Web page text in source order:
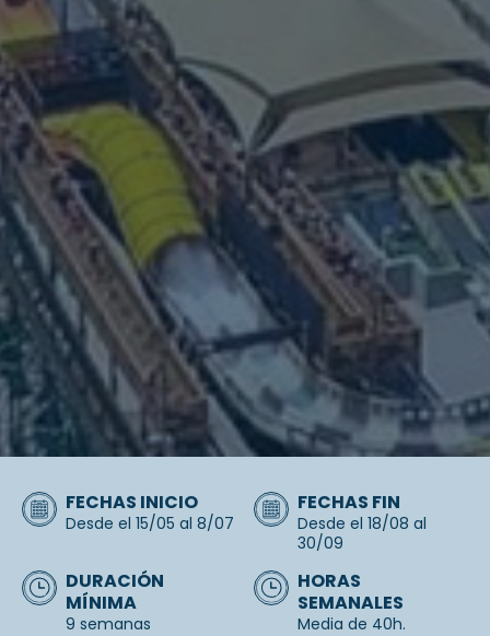
FECHAS INICIO
Desde el 15/05 al 8/07
FECHAS FIN
Desde el 18/08 al
30/09
DURACIÓN
MÍNIMA
9 semanas
HORAS
SEMANALES
Media de 40h.